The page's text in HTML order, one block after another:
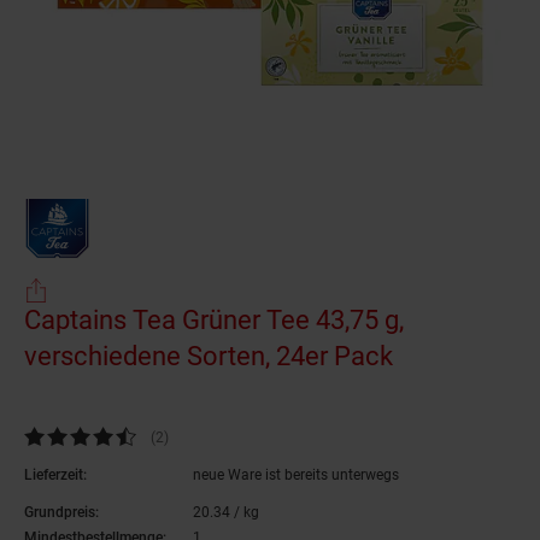
Captains Tea Grüner Tee 43,75 g,
verschiedene Sorten, 24er Pack
Kundenbewertung: 4,5 von 5 Sternen
(2Kundenbewertungen
)
Lieferzeit: neue Ware ist bereits unterwegs
Grundpreis: 20. 34 / kg